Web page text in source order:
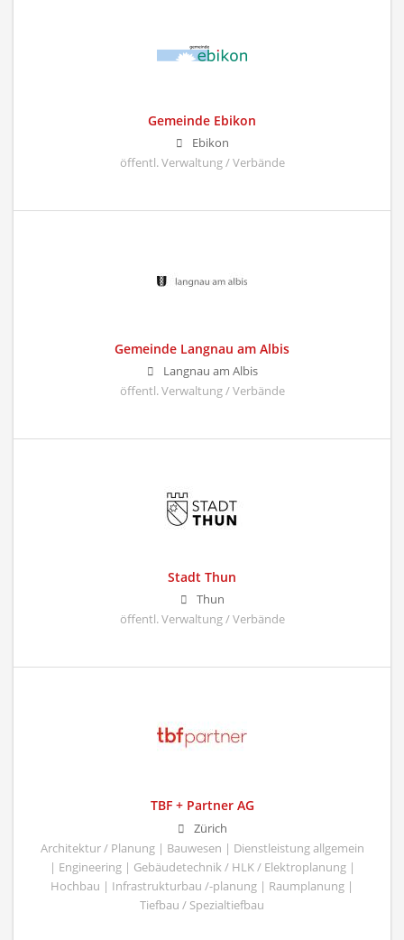
Gemeinde Ebikon
Ebikon
öffentl. Verwaltung / Verbände
Gemeinde Langnau am Albis
Langnau am Albis
öffentl. Verwaltung / Verbände
Stadt Thun
Thun
öffentl. Verwaltung / Verbände
TBF + Partner AG
Zürich
Architektur / Planung | Bauwesen | Dienstleistung allgemein
| Engineering | Gebäudetechnik / HLK / Elektroplanung |
Hochbau | Infrastrukturbau /-planung | Raumplanung |
Tiefbau / Spezialtiefbau